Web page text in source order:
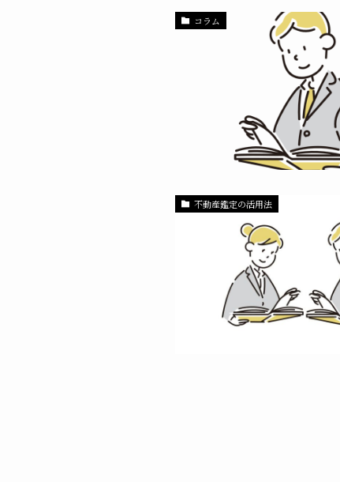
コラム
不動産鑑定の活用法